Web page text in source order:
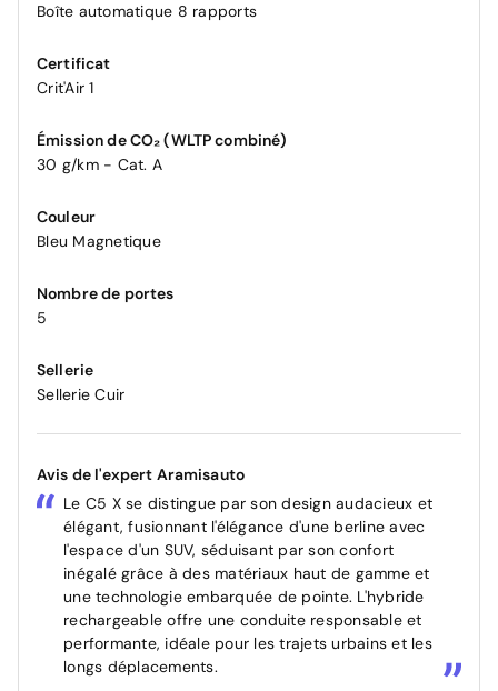
Boîte automatique 8 rapports
Certificat
Crit'Air 1
Émission de CO₂ (WLTP combiné)
30 g/km - Cat. A
Couleur
Bleu Magnetique
Nombre de portes
5
Sellerie
Sellerie Cuir
Avis de l'expert Aramisauto
Le C5 X se distingue par son design audacieux et
élégant, fusionnant l'élégance d'une berline avec
l'espace d'un SUV, séduisant par son confort
inégalé grâce à des matériaux haut de gamme et
une technologie embarquée de pointe. L'hybride
rechargeable offre une conduite responsable et
performante, idéale pour les trajets urbains et les
longs déplacements.